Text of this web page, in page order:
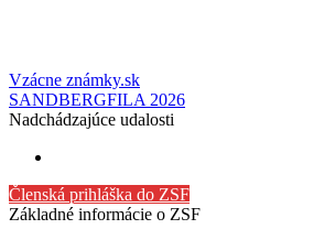
Vzácne známky.sk
SANDBERGFILA 2026
Nadchádzajúce udalosti
Členská prihláška do ZSF
Základné informácie o ZSF